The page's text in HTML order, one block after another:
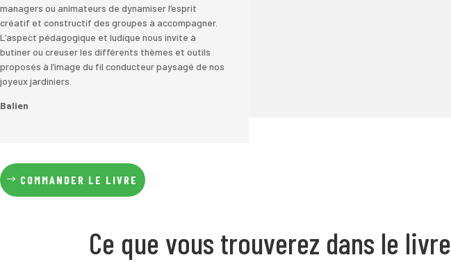
managers ou animateurs de dynamiser l’esprit
créatif et constructif des groupes à accompagner.
L’aspect pédagogique et ludique nous invite à
butiner ou creuser les différents thèmes et outils
proposés à l’image du fil conducteur paysagé de nos
joyeux jardiniers.
Balien
COMMANDER LE LIVRE
Ce que vous trouverez dans le livre